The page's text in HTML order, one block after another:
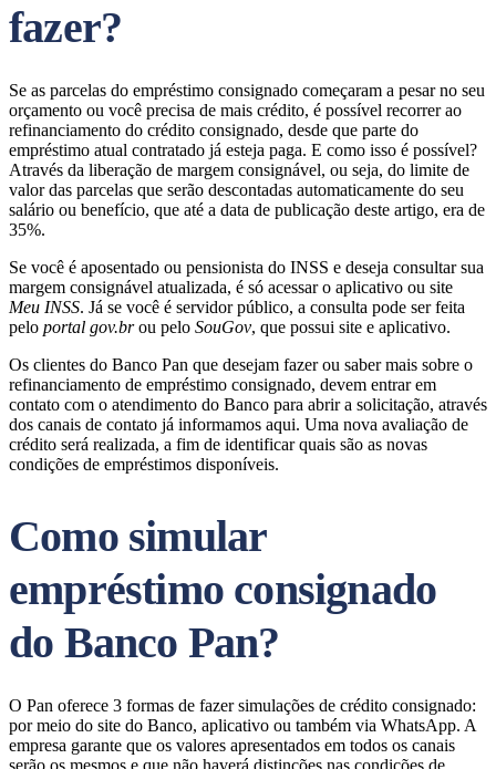
fazer?
Se as parcelas do empréstimo consignado começaram a pesar no seu
orçamento ou você precisa de mais crédito, é possível recorrer ao
refinanciamento do crédito consignado, desde que parte do
empréstimo atual contratado já esteja paga. E como isso é possível?
Através da liberação de margem consignável, ou seja, do limite de
valor das parcelas que serão descontadas automaticamente do seu
salário ou benefício, que até a data de publicação deste artigo, era de
35%.
Se você é aposentado ou pensionista do INSS e deseja consultar sua
margem consignável atualizada, é só acessar o aplicativo ou site
Meu INSS. Já se você é servidor público, a consulta pode ser feita
pelo portal gov.brou pelo SouGov, que possui site e aplicativo.
Os clientes do Banco Pan que desejam fazer ou saber mais sobre o
refinanciamento de empréstimo consignado, devem entrar em
contato com o atendimento do Banco para abrir a solicitação, através
dos canais de contato já informamos aqui. Uma nova avaliação de
crédito será realizada, a fim de identificar quais são as novas
condições de empréstimos disponíveis.
Como simular
empréstimo consignado
do Banco Pan?
O Pan oferece 3 formas de fazer simulações de crédito consignado:
por meio do site do Banco, aplicativo ou também via WhatsApp. A
empresa garante que os valores apresentados em todos os canais
serão os mesmos e que não haverá distinções nas condições de